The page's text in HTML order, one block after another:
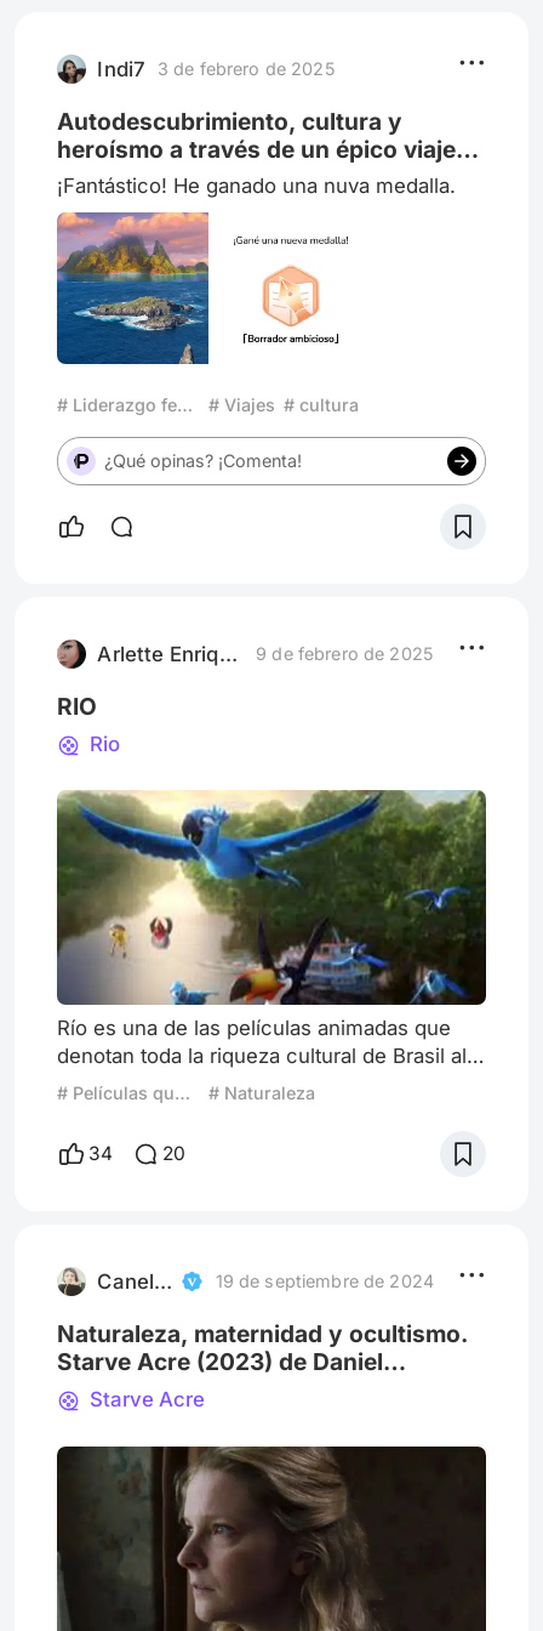
Indi7 3 de febrero de 2025
Autodescubrimiento, cultura y
heroísmo a través de un épico viaje
por el corazón del Pacifico Sur
¡Fantástico! He ganado una nuva medalla.
# Liderazgo femenino # Viajes # cultura
¿Qué opinas? ¡Comenta!
Arlette Enriqueez 9 de febrero de 2025
RIO
Rio
Río es una de las películas animadas que
denotan toda la riqueza cultural de Brasil al
desarrollarse en esta región. En cada una de
sus escenas rinde homenaje a sus paisajes,
colores llamativos y hasta especies.
Además, deja un claro mensaje sobre la
Río de Janeiro, Bra
# Películas que Resaltan Lugares # Naturaleza
34 20
Canela / La Monstrua 19 de septiembre de 2024
Naturaleza, maternidad y ocultismo.
Starve Acre (2023) de Daniel
Kokotajlo
Starve Acre